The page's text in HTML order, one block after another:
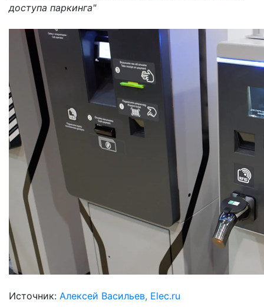
доступа паркинга"
Источник: Алексей Васильев, Elec.ru